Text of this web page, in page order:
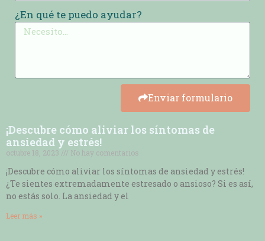
¿En qué te puedo ayudar?
Enviar formulario
¡Descubre cómo aliviar los síntomas de
ansiedad y estrés!
octubre 18, 2023 No hay comentarios
¡Descubre cómo aliviar los síntomas de ansiedad y estrés!
¿Te sientes extremadamente estresado o ansioso? Si es así,
no estás solo. La ansiedad y el
Leer más »